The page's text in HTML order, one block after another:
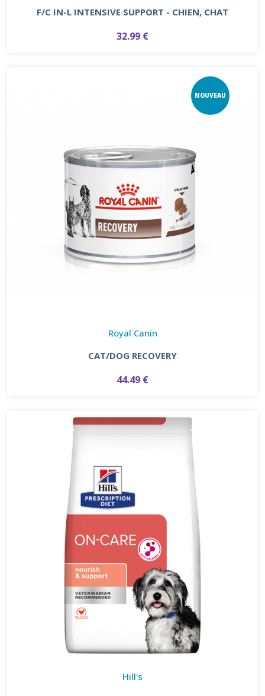
F/C IN-L INTENSIVE SUPPORT - CHIEN, CHAT
32.99 €
NOUVEAU
Royal Canin
CAT/DOG RECOVERY
44.49 €
Hill's